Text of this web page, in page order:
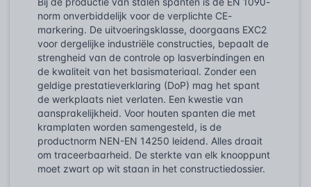
norm onverbiddelijk voor de verplichte CE-
markering. De uitvoeringsklasse, doorgaans EXC2
voor dergelijke industriële constructies, bepaalt de
strengheid van de controle op lasverbindingen en
de kwaliteit van het basismateriaal. Zonder een
geldige prestatieverklaring (DoP) mag het spant
de werkplaats niet verlaten. Een kwestie van
aansprakelijkheid. Voor houten spanten die met
kramplaten worden samengesteld, is de
productnorm NEN-EN 14250 leidend. Alles draait
om traceerbaarheid. De sterkte van elk knooppunt
moet zwart op wit staan in het constructiedossier.